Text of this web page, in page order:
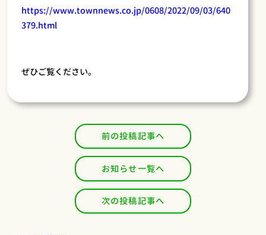
https://www.townnews.co.jp/0608/2022/09/03/640
379.html
ぜひご覧ください。
前の投稿記事へ
お知らせ一覧へ
次の投稿記事へ